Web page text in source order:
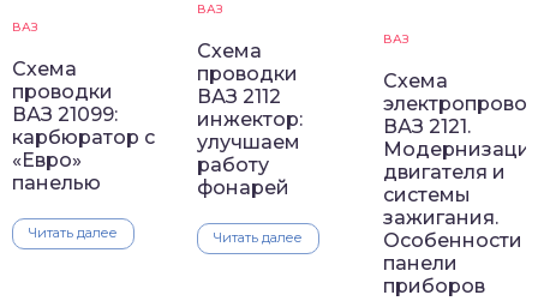
ВАЗ
Схема
проводки
ВАЗ 21099:
карбюратор с
«Евро»
панелью
Читать далее
ВАЗ
Схема
проводки
ВАЗ 2112
инжектор:
улучшаем
работу
фонарей
Читать далее
ВАЗ
Схема
ВАЗ 2121.
двигателя и
системы
зажигания.
Особенности
панели
приборов